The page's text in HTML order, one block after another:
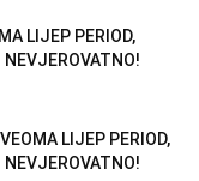
LIJEP PERIOD,
LIJEP PERIOD,